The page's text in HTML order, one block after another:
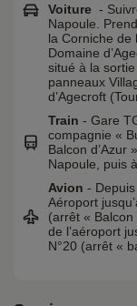
Voiture -
Napoule.
la Corniche de
Domaine
situé à la
panneaux
d’Agecroft
Train - Gare
compagnie «
Balcon d’Azur
Napoule, puis
Avion -
Aéroport
(arrêt « Balcon
de l’aéroport
N°20 (arrêt «